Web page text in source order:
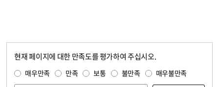
현재 페이지에 대한 만족도를 평가하여 주십시오.
매우만족 만족 보통 불만족 매우불만족